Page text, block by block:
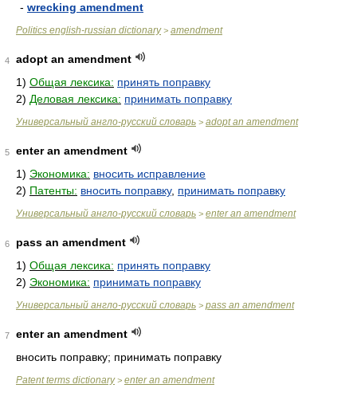
- wrecking amendment
Politics english-russian dictionary> amendment
4
adopt an amendment
1) Общая лексика: принять поправку
2) Деловая лексика: принимать поправку
Универсальный англо-русский словарь > adopt an amendment
5
enter an amendment
1) Экономика: вносить исправление
2) Патенты: вносить поправку, принимать поправку
Универсальный англо-русский словарь > enter an amendment
6
pass an amendment
1) Общая лексика: принять поправку
2) Экономика: принимать поправку
Универсальный англо-русский словарь > pass an amendment
7
enter an amendment
вносить поправку; принимать поправку
Patent terms dictionary> enter an amendment